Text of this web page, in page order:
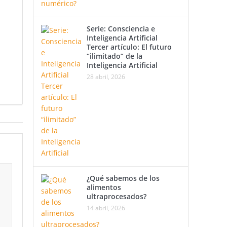
Serie: Consciencia e
Inteligencia Artificial
Tercer artículo: El futuro
“ilimitado” de la
Inteligencia Artificial
28 abril, 2026
¿Qué sabemos de los
alimentos
ultraprocesados?
14 abril, 2026